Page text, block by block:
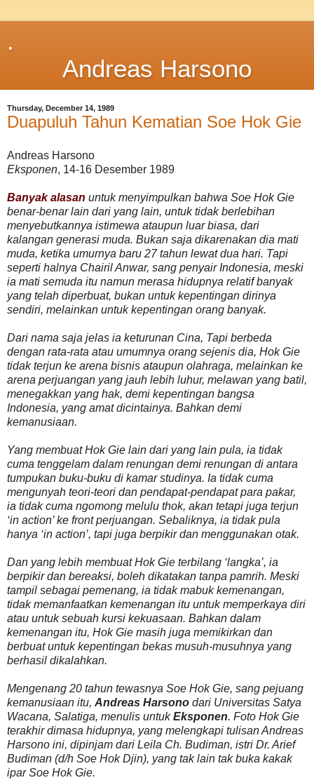
.
Andreas Harsono
Thursday, December 14, 1989
Duapuluh Tahun Kematian Soe Hok Gie
Andreas Harsono
Eksponen, 14-16 Desember 1989
Banyak alasan untuk menyimpulkan bahwa Soe Hok Gie
benar-benar lain dari yang lain, untuk tidak berlebihan
menyebutkannya istimewa ataupun luar biasa, dari
kalangan generasi muda. Bukan saja dikarenakan dia mati
muda, ketika umurnya baru 27 tahun lewat dua hari. Tapi
seperti halnya Chairil Anwar, sang penyair Indonesia, meski
ia mati semuda itu namun merasa hidupnya relatif banyak
yang telah diperbuat, bukan untuk kepentingan dirinya
sendiri, melainkan untuk kepentingan orang banyak.
Dari nama saja jelas ia keturunan Cina, Tapi berbeda
dengan rata-rata atau umumnya orang sejenis dia, Hok Gie
tidak terjun ke arena bisnis ataupun olahraga, melainkan ke
arena perjuangan yang jauh lebih luhur, melawan yang batil,
menegakkan yang hak, demi kepentingan bangsa
Indonesia, yang amat dicintainya. Bahkan demi
kemanusiaan.
Yang membuat Hok Gie lain dari yang lain pula, ia tidak
cuma tenggelam dalam renungan demi renungan di antara
tumpukan buku-buku di kamar studinya. Ia tidak cuma
mengunyah teori-teori dan pendapat-pendapat para pakar,
ia tidak cuma ngomong melulu thok, akan tetapi juga terjun
‘in action’ ke front perjuangan. Sebaliknya, ia tidak pula
hanya ‘in action’, tapi juga berpikir dan menggunakan otak.
Dan yang lebih membuat Hok Gie terbilang ‘langka’, ia
berpikir dan bereaksi, boleh dikatakan tanpa pamrih. Meski
tampil sebagai pemenang, ia tidak mabuk kemenangan,
tidak memanfaatkan kemenangan itu untuk memperkaya diri
atau untuk sebuah kursi kekuasaan. Bahkan dalam
kemenangan itu, Hok Gie masih juga memikirkan dan
berbuat untuk kepentingan bekas musuh-musuhnya yang
berhasil dikalahkan.
Mengenang 20 tahun tewasnya Soe Hok Gie, sang pejuang
kemanusiaan itu, Andreas Harsono dari Universitas Satya
Wacana, Salatiga, menulis untukEksponen. Foto Hok Gie
terakhir dimasa hidupnya, yang melengkapi tulisan Andreas
Harsono ini, dipinjam dari Leila Ch. Budiman, istri Dr. Arief
Budiman (d/h Soe Hok Djin), yang tak lain tak buka kakak
ipar Soe Hok Gie.